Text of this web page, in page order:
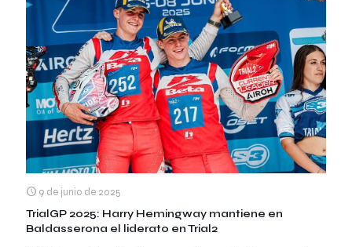
9 de junio de 2025
TrialGP 2025: Harry Hemingway mantiene en
Baldasserona el liderato en Trial2